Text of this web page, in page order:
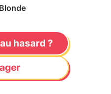
Blonde
hasard ?